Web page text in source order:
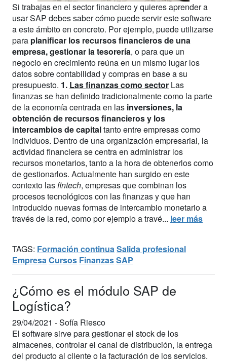
Si trabajas en el sector financiero y quieres aprender a
usar SAP debes saber cómo puede servir este software
a este ámbito en concreto. Por ejemplo, puede utilizarse
para planificar los recursos financieros de una
empresa, gestionar la tesorería, o para que un
negocio en crecimiento reúna en un mismo lugar los
datos sobre contabilidad y compras en base a su
presupuesto. 1. Las finanzas como sector Las
finanzas se han definido tradicionalmente como la parte
de la economía centrada en las inversiones, la
obtención de recursos financieros y los
intercambios de capitaltanto entre empresas como
individuos. Dentro de una organización empresarial, la
actividad financiera se centra en administrar los
recursos monetarios, tanto a la hora de obtenerlos como
de gestionarlos. Actualmente han surgido en este
contexto las fintech, empresas que combinan los
procesos tecnológicos con las finanzas y que han
introducido nuevas formas de intercambio monetario a
través de la red, como por ejemplo a travé... leer más
TAGS: Formación continua Salida profesional
Empresa Cursos FinanzasSAP
¿Cómo es el módulo SAP de
Logística?
29/04/2021 -Sofía Riesco
El software sirve para gestionar el stock de los
almacenes, controlar el canal de distribución, la entrega
del producto al cliente o la facturación de los servicios.